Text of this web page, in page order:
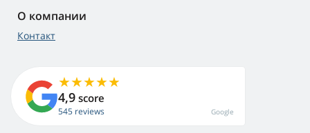
О компании
Контакт
4,9 score
545 reviews Google